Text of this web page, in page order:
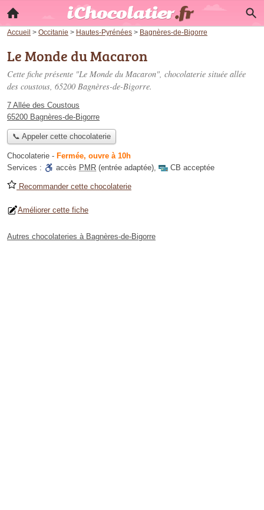
Accueil > Occitanie > Hautes-Pyrénées > Bagnères-de-Bigorre
Le Monde du Macaron
Cette fiche présente "Le Monde du Macaron", chocolaterie située allée
des coustous, 65200 Bagnères-de-Bigorre.
7 Allée des Coustous
65200 Bagnères-de-Bigorre
📞 Appeler cette chocolaterie
Chocolaterie - Fermée, ouvre à 10h
Services :
accès PMR (entrée adaptée), CB acceptée
Recommander cette chocolaterie
Améliorer cette fiche
Autres chocolateries à Bagnères-de-Bigorre